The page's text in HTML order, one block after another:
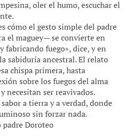
oler el humo, escuchar el
cómo el gesto simple del padre
el maguey— se convierte en
fabricando fuego», dice, y en
sabiduría ancestral. El relato
chispa primera, hasta
sobre los fuegos del alma
necesitan ser reavivados.
a tierra y a verdad, donde
sin forzar nada.
Doroteo